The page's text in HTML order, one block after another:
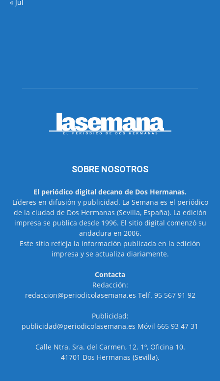
« Jul
SOBRE NOSOTROS
El periódico digital decano de Dos Hermanas.
Líderes en difusión y publicidad. La Semana es el periódico
de la ciudad de Dos Hermanas (Sevilla, España). La edición
impresa se publica desde 1996. El sitio digital comenzó su
andadura en 2006.
Este sitio refleja la información publicada en la edición
impresa y se actualiza diariamente.
Contacta
Redacción:
redaccion@periodicolasemana.es Telf. 95 567 91 92
Publicidad:
publicidad@periodicolasemana.es Móvil 665 93 47 31
Calle Ntra. Sra. del Carmen, 12. 1º, Oficina 10.
41701 Dos Hermanas (Sevilla).